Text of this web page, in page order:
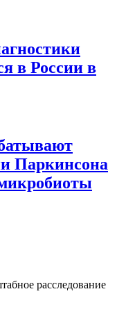
в России в
Паркинсона
расследование